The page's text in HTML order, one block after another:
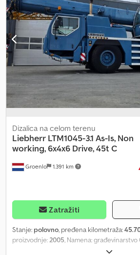
Groenlo 1.391 km
Dizalica na celom terenu
Liebherr LTM1045-3.1 As-Is, Non
working, 6x4x6 Drive, 45t C
Zatražiti
Stanje: polovno, pređena kilometraža:
proizvodnje: 2005 , Namena:
Pogon: točkovi Prazna masa: 36.000 kg